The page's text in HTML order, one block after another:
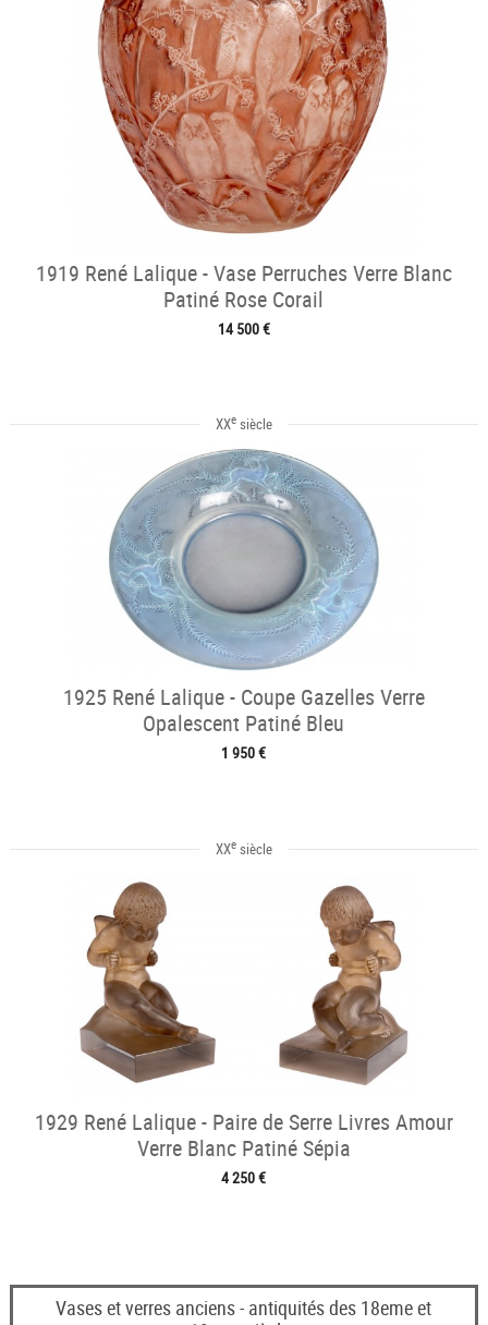
1919 René Lalique - Vase Perruches Verre Blanc
Patiné Rose Corail
14 500 €
XXesiècle
1925 René Lalique - Coupe Gazelles Verre
Opalescent Patiné Bleu
1 950 €
XXesiècle
1929 René Lalique - Paire de Serre Livres Amour
Verre Blanc Patiné Sépia
4 250 €
Vases et verres anciens - antiquités des 18eme et